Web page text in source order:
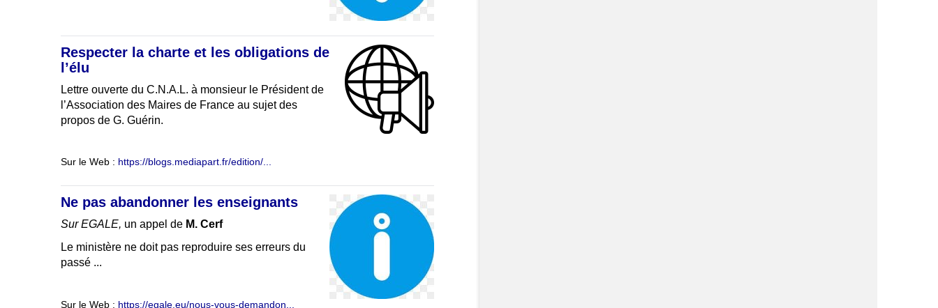
Respecter la charte et les obligations de
l’élu
Lettre ouverte du C.N.A.L. à monsieur le Président de
l’Association des Maires de France au sujet des
propos de G. Guérin.
Sur le Web : https://blogs.mediapart.fr/edition/...
Ne pas abandonner les enseignants
Sur EGALE, un appel de M. Cerf
Le ministère ne doit pas reproduire ses erreurs du
passé ...
Sur le Web : https://egale.eu/nous-vous-demandon...